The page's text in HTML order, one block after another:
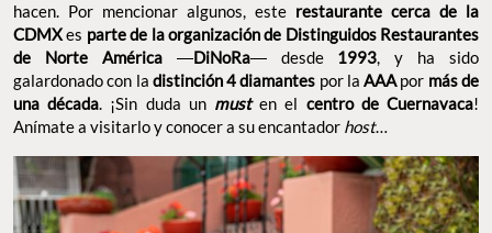
hacen. Por mencionar algunos, este restaurante cerca de la
CDMXes parte de la organización de Distinguidos Restaurantes
de Norte América ―DiNoRa― desde 1993, y ha sido
galardonado con la distinción 4 diamantes por laAAApor más de
una década. ¡Sin duda un must en el centro de Cuernavaca!
Anímate a visitarlo y conocer a su encantador host…